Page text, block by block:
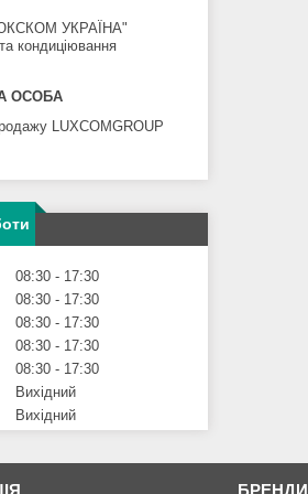
УКРАЇНА"
кондиціювання
LUXCOMGROUP
08:30
17:30
08:30
17:30
08:30
17:30
08:30
17:30
08:30
17:30
Вихідний
Вихідний
БРЕНДИ